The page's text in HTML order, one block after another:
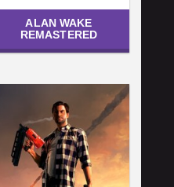
ALAN WAKE
REMASTERED